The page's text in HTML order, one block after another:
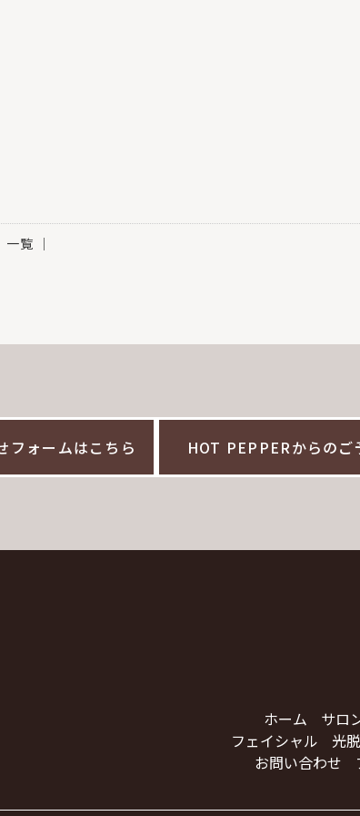
一覧 │
フォームはこちら HOT PEPPERからのご
ホーム
サロ
フェイシャル
光
お問い合わせ